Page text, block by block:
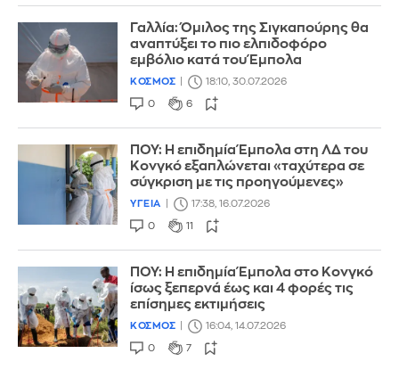
Γαλλία: Όμιλος της Σιγκαπούρης θα
αναπτύξει το πιο ελπιδοφόρο
εμβόλιο κατά του Έμπολα
ΚΟΣΜΟΣ 18:10, 30.07.2026
0 6
ΠΟΥ: Η επιδημία Έμπολα στη ΛΔ του
Κονγκό εξαπλώνεται «ταχύτερα σε
σύγκριση με τις προηγούμενες»
ΥΓΕΙΑ 17:38, 16.07.2026
0 11
ΠΟΥ: Η επιδημία Έμπολα στο Κονγκό
ίσως ξεπερνά έως και 4 φορές τις
επίσημες εκτιμήσεις
ΚΟΣΜΟΣ 16:04, 14.07.2026
0 7